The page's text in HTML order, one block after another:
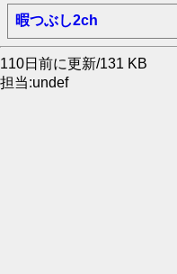
暇つぶし2ch
110日前に更新/131 KB
担当:undef